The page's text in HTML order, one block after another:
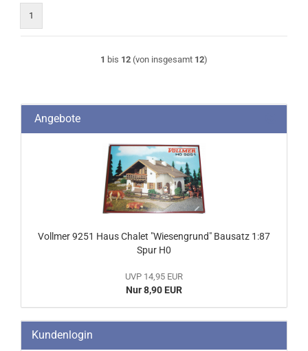
1
1 bis 12 (von insgesamt 12)
Angebote
Vollmer 9251 Haus Chalet "Wiesengrund" Bausatz 1:87
Spur H0
UVP 14,95 EUR
Nur 8,90 EUR
Kundenlogin